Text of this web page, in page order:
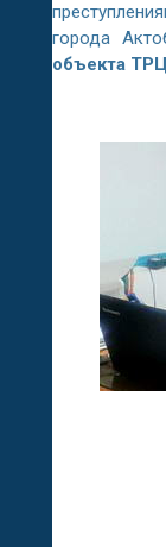
города
объекта